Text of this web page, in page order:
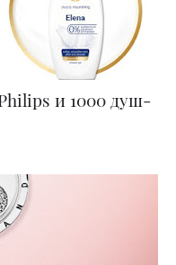
и 1000 душ-